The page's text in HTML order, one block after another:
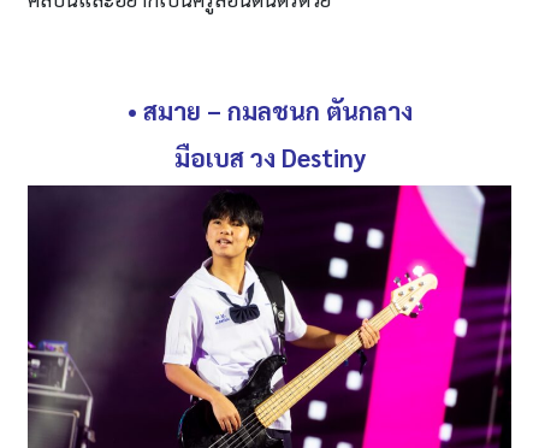
• สมาย – กมลชนก ตันกลาง
มือเบสวง Destiny